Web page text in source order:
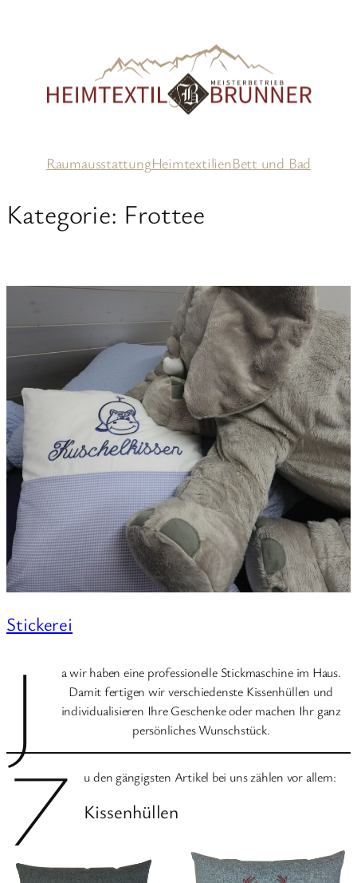
RaumausstattungHeimtextilienBett und Bad
Kategorie: Frottee
Stickerei
J
a wir haben eine professionelle Stickmaschine im Haus.
Damit fertigen wir verschiedenste Kissenhüllen und
individualisieren Ihre Geschenke oder machen Ihr ganz
persönliches Wunschstück.
Z u den gängigsten Artikel bei uns zählen vor allem:
Kissenhüllen